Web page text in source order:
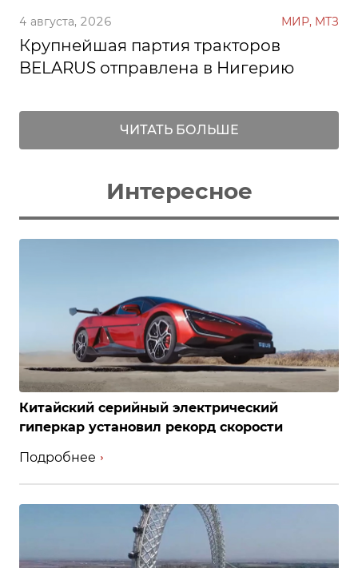
4 августа, 2026 МИР, МТЗ
Крупнейшая партия тракторов
BELARUS отправлена в Нигерию
ЧИТАТЬ БОЛЬШЕ
Интересное
Китайский серийный электрический
гиперкар установил рекорд скорости
Подробнее